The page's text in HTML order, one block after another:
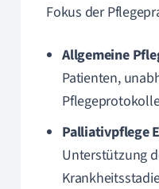
Fokus der
Allgemeine
Patienten,
Palliativpflege
Unterstützung